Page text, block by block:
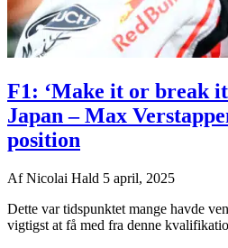
F1: ‘Make it or break
Japan – Max
position
AfNicolai Hald 5 april, 2025
Dette var tidspunktet mange havde
vigtigst at få med fra denne